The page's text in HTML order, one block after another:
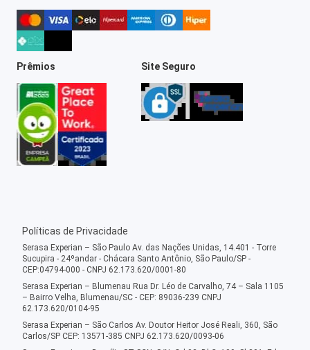
Prêmios Site Seguro
Políticas de Privacidade
Serasa Experian – São Paulo Av. das Nações Unidas, 14.401 - Torre
Sucupira - 24ºandar - Chácara Santo Antônio, São Paulo/SP -
CEP:04794-000 - CNPJ 62.173.620/0001-80
Serasa Experian – Blumenau Rua Dr. Léo de Carvalho, 74 – Sala 1105
– Bairro Velha, Blumenau/SC - CEP: 89036-239 CNPJ
62.173.620/0104-95
Serasa Experian – São Carlos Av. Doutor Heitor José Reali, 360, São
Carlos/SP CEP: 13571-385 CNPJ 62.173.620/0093-06